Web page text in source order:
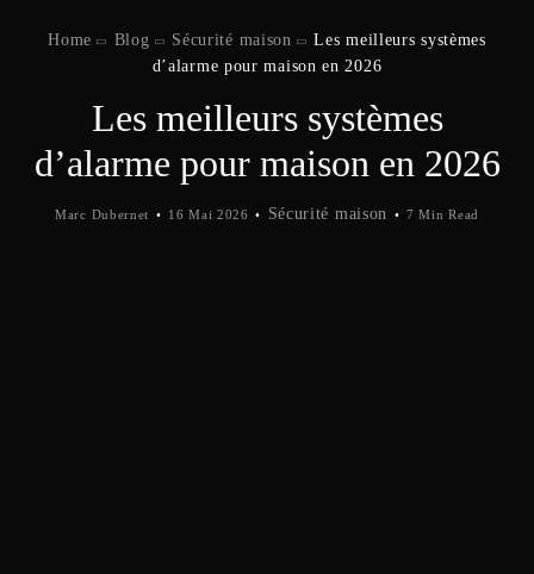
Home Blog Sécurité maison
Les meilleurs systèmes
d’alarme pour maison en 2026
Les meilleurs systèmes
d’alarme pour maison en 2026
Marc Dubernet 16 Mai 2026 Sécurité maison 7 Min Read